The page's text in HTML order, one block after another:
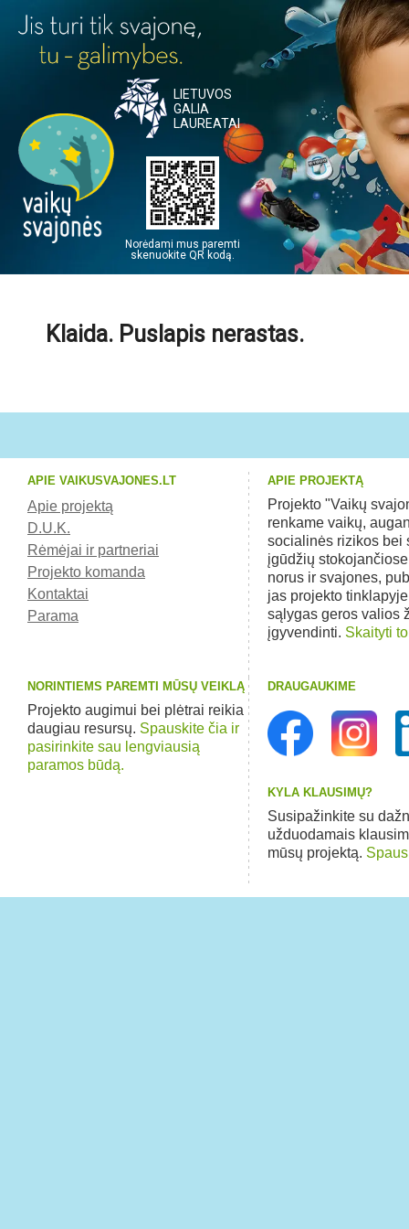
LIETUVOS
GALIA
LAUREATAI
Norėdami mus paremti
skenuokite QR kodą.
Klaida. Puslapis nerastas.
APIE VAIKUSVAJONES.LT
Apie projektą
D.U.K.
Rėmėjai ir partneriai
Projekto komanda
Kontaktai
Parama
APIE PROJEKTĄ
Projekto "Vaikų
renkame vaikų,
socialinės rizikos bei
įgūdžių
norus ir svajones,
jas projekto
sąlygas geros valios
įgyvendinti. Skaityti
NORINTIEMS PAREMTI MŪSŲ VEIKLĄ
Projekto augimui bei plėtrai reikia
daugiau resursų. Spauskite čia ir
pasirinkite sau lengviausią
paramos būdą.
DRAUGAUKIME
KYLA KLAUSIMŲ?
Susipažinkite su
užduodamais
mūsų projektą.